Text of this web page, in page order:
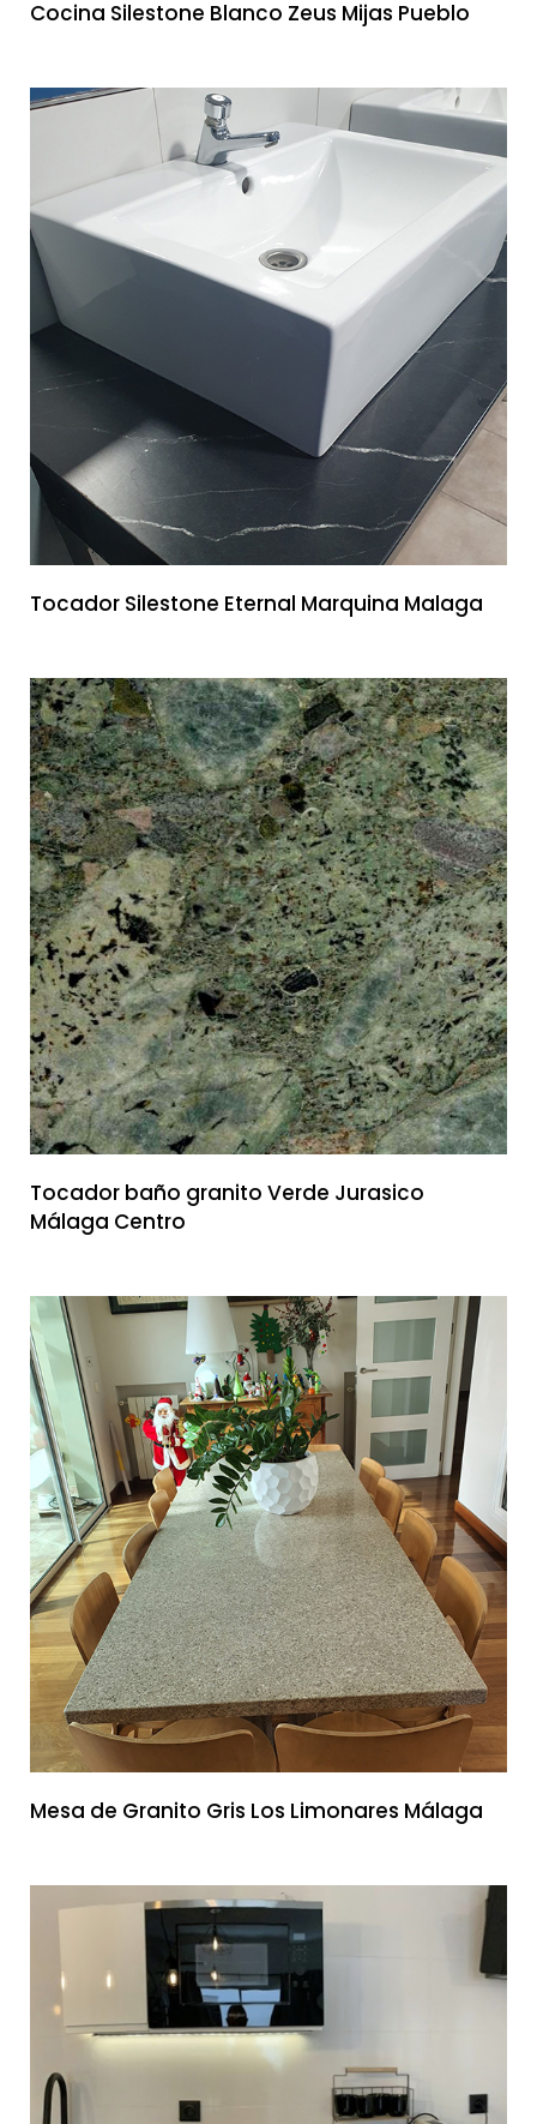
Cocina Silestone Blanco Zeus Mijas Pueblo
Tocador Silestone Eternal Marquina Malaga
Tocador baño granito Verde Jurasico
Málaga Centro
Mesa de Granito Gris Los Limonares Málaga